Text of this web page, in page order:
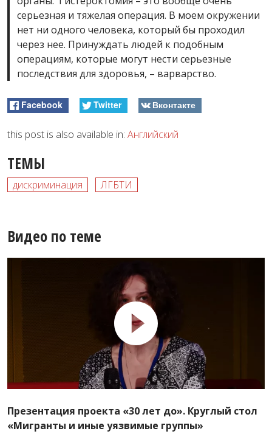
серьезная и тяжелая операция. В моем окружении
нет ни одного человека, который бы проходил
через нее. Принуждать людей к подобным
операциям, которые могут нести серьезные
последствия для здоровья, – варварство.
Facebook Twitter Вконтакте
this post is also available in: Английский
ТЕМЫ
дискриминация ЛГБТИ
Видео по теме
Презентация проекта «30 лет до». Круглый стол
«Мигранты и иные уязвимые группы»